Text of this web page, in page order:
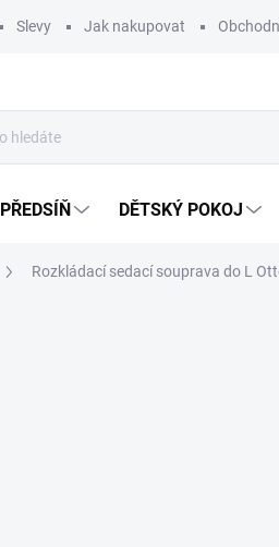
Slevy Jak nakupovat
PŘEDSÍŇ DĚTSKÝ POKOJ
Rozkládací sedací souprava do L